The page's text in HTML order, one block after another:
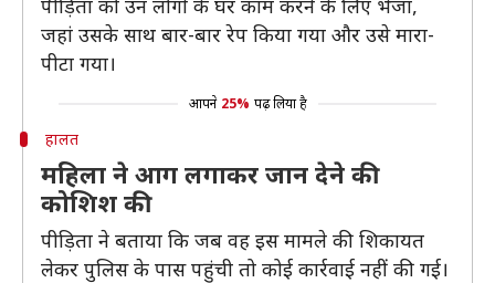
पीड़िता को उन लोगों के घर काम करने के लिए भेजा,
जहां उसके साथ बार-बार रेप किया गया और उसे मारा-
पीटा गया।
आपने 25% पढ़ लिया है
हालत
महिला ने आग लगाकर जान देने की
कोशिश की
पीड़िता ने बताया कि जब वह इस मामले की शिकायत
लेकर पुलिस के पास पहुंची तो कोई कार्रवाई नहीं की गई।